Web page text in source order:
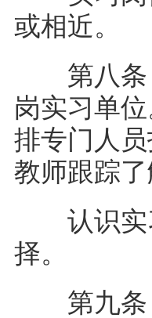
或相近。
第八条
岗实习单
排专门人
教师跟踪
认识实习
择。
第九条